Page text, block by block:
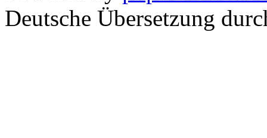
Deutsche Übersetzung